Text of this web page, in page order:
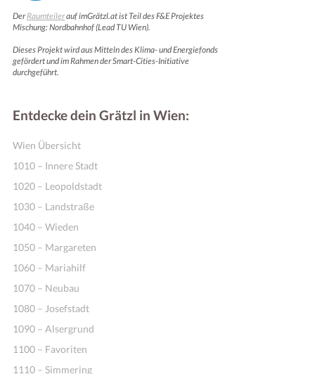
DerRaumteilerauf imGrätzl.at ist Teil des F&E Projektes
Mischung: Nordbahnhof (Lead TU Wien).
Dieses Projekt wird aus Mitteln des Klima- und Energiefonds
gefördert und im Rahmen der Smart-Cities-Initiative
durchgeführt.
Entdecke dein Grätzl in Wien:
Wien Übersicht
1010 – Innere Stadt
1020 – Leopoldstadt
1030 – Landstraße
1040 – Wieden
1050 – Margareten
1060 – Mariahilf
1070 – Neubau
1080 – Josefstadt
1090 – Alsergrund
1100 – Favoriten
1110 – Simmering